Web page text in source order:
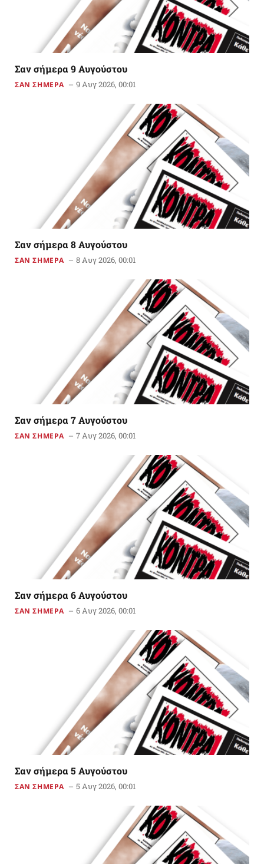
Σαν σήμερα 9 Αυγούστου
ΣΑΝ ΣΗΜΕΡΑ 9 Αυγ 2026, 00:01
Σαν σήμερα 8 Αυγούστου
ΣΑΝ ΣΗΜΕΡΑ 8 Αυγ 2026, 00:01
Σαν σήμερα 7 Αυγούστου
ΣΑΝ ΣΗΜΕΡΑ 7 Αυγ 2026, 00:01
Σαν σήμερα 6 Αυγούστου
ΣΑΝ ΣΗΜΕΡΑ 6 Αυγ 2026, 00:01
Σαν σήμερα 5 Αυγούστου
ΣΑΝ ΣΗΜΕΡΑ 5 Αυγ 2026, 00:01